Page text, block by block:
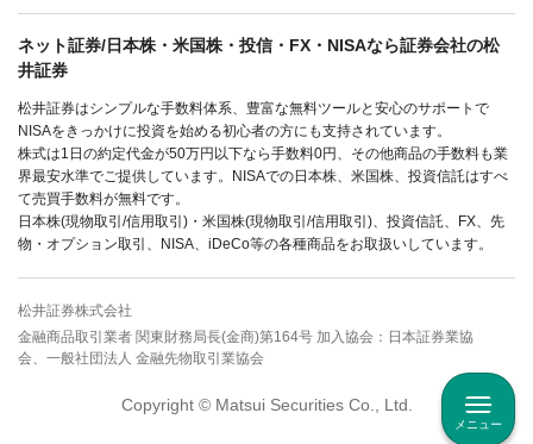
メニュー
ネット証券/日本株・米国株・投信・FX・NISAなら証券会社の松
井証券
松井証券はシンプルな手数料体系、豊富な無料ツールと安心のサポートで
NISAをきっかけに投資を始める初心者の方にも支持されています。
株式は1日の約定代金が50万円以下なら手数料0円、その他商品の手数料も業
界最安水準でご提供しています。NISAでの日本株、米国株、投資信託はすべ
て売買手数料が無料です。
日本株(現物取引/信用取引)・米国株(現物取引/信用取引)、投資信託、FX、先
物・オプション取引、NISA、iDeCo等の各種商品をお取扱いしています。
松井証券株式会社
金融商品取引業者 関東財務局長(金商)第164号 加入協会：日本証券業協
会、一般社団法人 金融先物取引業協会
Copyright © Matsui Securities Co., Ltd.